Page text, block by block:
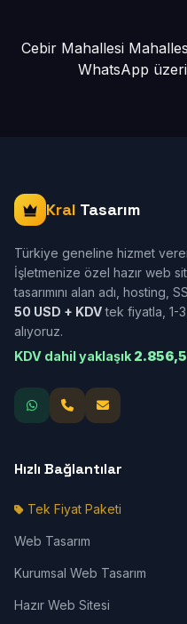
Cebir Mahallesi
WhatsApp
Kral Tasarım
Türkiye geneline hizmet
İşletmenize özel hazır web
tasarımını alan adı, hosting,
50 USD + KDVtek fiyatla, 1-
alıyoruz.
KDV dahil yaklaşık
Hızlı Bağlantılar
Tek Fiyat Paketi
Web Tasarım
Kurumsal Web Tasarım
Hazır Web Sitesi